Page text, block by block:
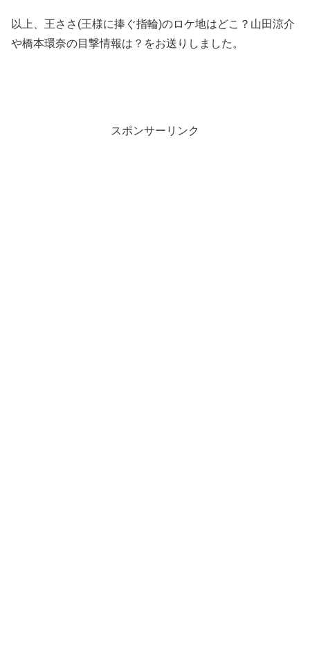
以上、王ささ(王様に捧ぐ指輪)のロケ地はどこ？山田涼介
や橋本環奈の目撃情報は？をお送りしました。
スポンサーリンク